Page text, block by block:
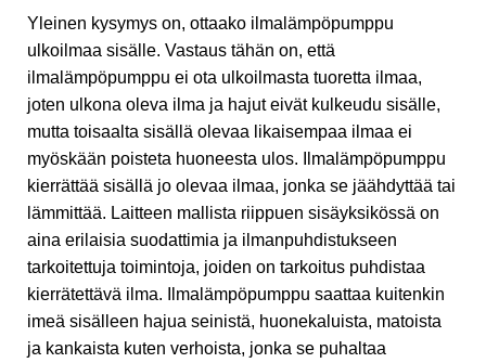
Yleinen kysymys on, ottaako ilmalämpöpumppu
ulkoilmaa sisälle. Vastaus tähän on, että
ilmalämpöpumppu ei ota ulkoilmasta tuoretta ilmaa,
joten ulkona oleva ilma ja hajut eivät kulkeudu sisälle,
mutta toisaalta sisällä olevaa likaisempaa ilmaa ei
myöskään poisteta huoneesta ulos. Ilmalämpöpumppu
kierrättää sisällä jo olevaa ilmaa, jonka se jäähdyttää tai
lämmittää. Laitteen mallista riippuen sisäyksikössä on
aina erilaisia suodattimia ja ilmanpuhdistukseen
tarkoitettuja toimintoja, joiden on tarkoitus puhdistaa
kierrätettävä ilma. Ilmalämpöpumppu saattaa kuitenkin
imeä sisälleen hajua seinistä, huonekaluista, matoista
ja kankaista kuten verhoista, jonka se puhaltaa